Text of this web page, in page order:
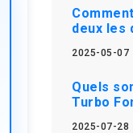
deux les
2025-05-07
Quels
Turbo
2025-07-28